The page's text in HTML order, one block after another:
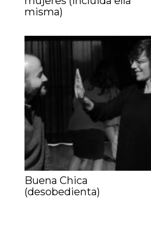
misma)
Buena Chica
(desobedienta)